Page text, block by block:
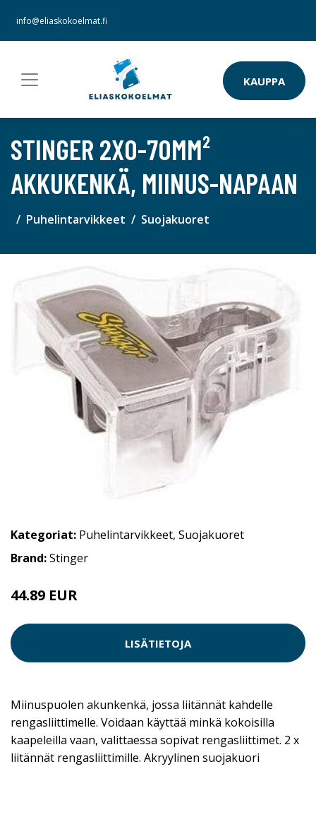
info@eliaskokoelmat.fi
KAUPPA
STINGER 2X0-70MM²
AKKUKENKÄ, MIINUS-NAPAAN
Puhelintarvikkeet Suojakuoret
Kategoriat: Puhelintarvikkeet, Suojakuoret
Brand:Stinger
44.89 EUR
LISÄTIETOJA
Miinuspuolen akunkenkä, jossa liitännät kahdelle
rengasliittimelle. Voidaan käyttää minkä kokoisilla
kaapeleilla vaan, valittaessa sopivat rengasliittimet. 2 x
liitännät rengasliittimille. Akryylinen suojakuori